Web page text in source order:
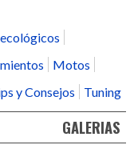
Motos
y Consejos Tuning
GALERIAS